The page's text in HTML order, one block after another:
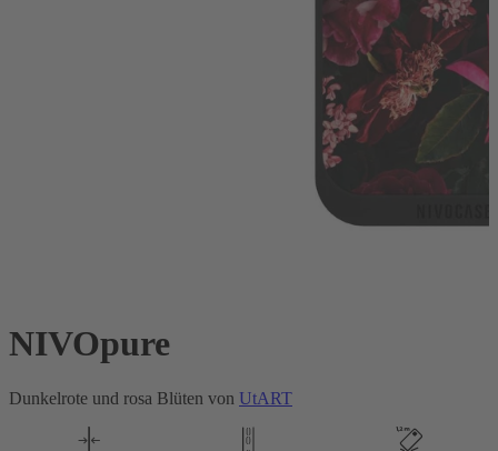
NIVOpure
Dunkelrote und rosa Blüten von UtART